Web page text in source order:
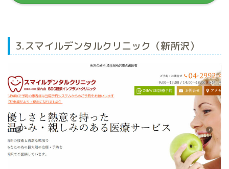
3.スマイルデンタルクリニック（新所沢）